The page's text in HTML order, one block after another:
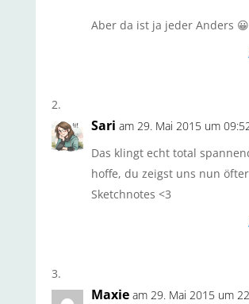
Aber da ist ja jeder Anders 😀
Sari am 29. Mai 2015 um
Das klingt echt total
hoffe, du zeigst uns nun
Sketchnotes <3
Maxie am 29. Mai 2015 um